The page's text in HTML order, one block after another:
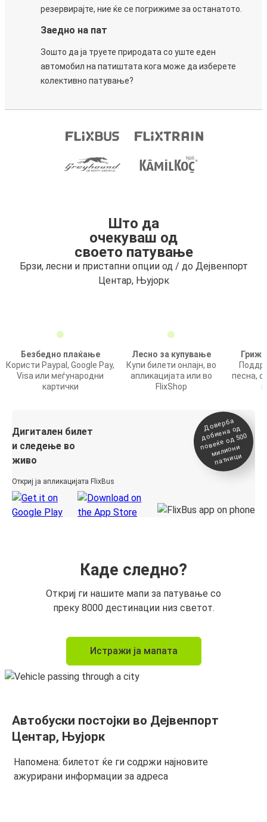
резервирајте, ние ќе се погрижиме за останатото.
Заедно на пат
Зошто да ја труете природата со уште еден
автомобил на патиштата кога може да изберете
колективно патување?
Што да
очекуваш од
своето патување
Брзи, лесни и пристапни опции од / до Дејвенпорт
Центар, Њујорк
Безбедно плаќање
Користи Paypal, Google Pay,
Visa или меѓународни
картички
Лесно за купување
Купи билети онлајн, во
апликацијата или во
FlixShop
песна,
Дигитален билет
и следење во
живо
Откриј ја апликацијата FlixBus
Доверба
добиена о
д
повеќе о
д 500
милиони
патници
Каде следно?
Откриј ги нашите мапи за патување со
преку 8000 дестинации низ светот.
Истражи ја мапата
Автобуски постојки во Дејвенпорт
Центар, Њујорк
Напомена: билетот ќе ги содржи најновите
ажурирани информации за адреса